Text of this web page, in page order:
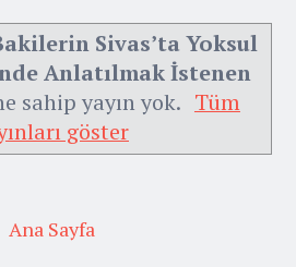
Sivas’ta Yoksul
Anlatılmak İstenen
sahip yayın yok. Tüm
göster
Ana Sayfa